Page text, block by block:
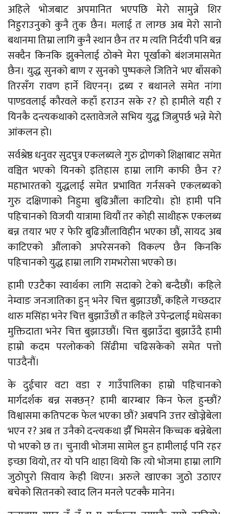
अहिले भोजबाट अपमानित भएपछि मेरो सामुन्ने शिर
निहुराउनुको कुनै तुक छैन। मलाई त लाग्छ अब मेरो सानो
बथानमा तिम्रा लागि कुनै स्थान छैन तर म त्यति निर्दयी पनि बन्न
सक्दैन किनकि झुक्नेलाई ठोक्ने मेरा पूर्खाको बंशजमासमेत
छैन। युद्ध सुनको बाण र सुनको पुष्पकले जितिने भए बाँसको
तिरसँग रावण हार्ने थिएनन्। द्रब्य र बथानले समेत नांगा
पाण्डवलाई कौरवले कहाँ हराउन सके र? हो हामीले यही र
यिनकै दन्त्यकथाको दस्तावेजले सभिय युद्ध जित्नुपर्छ भन्ने मेरो
आंकलन हो।
सर्वश्रेष्ठ धनुवर सुदपुत्र एकलब्यले गुरु द्रोणको शिक्षाबाट समेत
वञ्चित भएको यिनको इतिहास हाम्रा लागि काफी छैन र?
महाभारतको युद्धलाई समेत प्रभावित गर्नसक्ने एकलब्यको
गुरु दक्षिणाको निहुमा बुढिऔंला काटियो। हो! हामी पनि
पहिचानको विजयी यात्रामा थियौं तर कोही साथीहरू एकलब्य
बन्न तयार भए र फेरि बुढिऔंलाविहीन भएका छौं, सायद अब
काटिएको औंलाको अपरेसनको विकल्प छैन किनकि
पहिचानको युद्ध हाम्रा लागि रामभरोसा भएको छ।
हामी एउटैका स्वार्थका लागि सदाको टेको बन्दैछौं। कहिले
नेम्वाङ जनजातिका हुन् भनेर चित्त बुझाउछौं, कहिले गच्छदार
थारु मसिंहा भनेर चित्त बुझाउँछौं त कहिले उपेन्द्रलाई मधेसका
मुक्तिदाता भनेर चित्त बुझाउछौं। चित्त बुझाउँदा बुझाउँदै हामी
हाम्रो कदम परलोकको सिँढीमा चढिसकेको समेत पत्तो
पाउदैनौं।
के दुईचार वटा वडा र गाउँपालिका हाम्रो पहिचानको
मार्गदर्शक बन्न सक्छन्? हामी बारम्बार किन फेल हुन्छौं?
विश्वासमा कतिपटक फेल भएका छौं? अबपनि उत्तर खोज्नेबेला
भएन र? अब त उनैको दन्त्यकथा झैँ भिमसेन किच्चक बन्नेबेला
पो भएको छ त। चुनावी भोजमा सामेल हुन हामीलाई पनि रहर
इच्छा थियो, तर यो पनि थाहा थियो कि त्यो भोजमा हाम्रा लागि
जुठोपुरो सिवाय केही थिएन। अरुले खाएका जुठो उठाएर
बचेको सितनको स्वाद लिन मनले पटक्कै मानेन।